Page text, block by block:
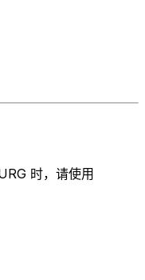
时，请使用